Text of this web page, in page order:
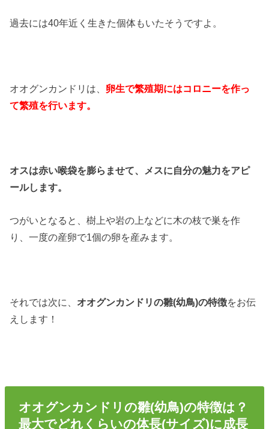
過去には40年近く生きた個体もいたそうですよ。
オオグンカンドリは、 卵生で繁殖期にはコロニーを作っ
て繁殖を行います。
オスは赤い喉袋を膨らませて、メスに自分の魅力をアピ
ールします。
つがいとなると、樹上や岩の上などに木の枝で巣を作
り、一度の産卵で1個の卵を産みます。
それでは次に、 オオグンカンドリの雛(幼鳥)の特徴をお伝
えします！
オオグンカンドリの雛(幼鳥)の特徴は？
最大でどれくらいの体長(サイズ)に成長